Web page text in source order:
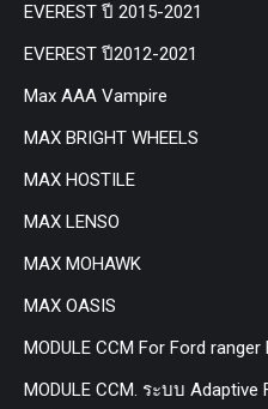
EVEREST ปี 2015-2021
EVEREST ปี2012-2021
Max AAA Vampire
MAX BRIGHT WHEELS
MAX HOSTILE
MAX LENSO
MAX MOHAWK
MAX OASIS
MODULE CCM For Ford
MODULE CCM. ระบบ